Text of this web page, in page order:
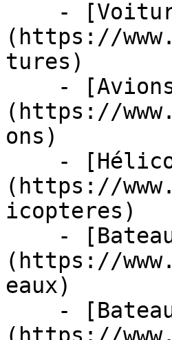
(https://
tures)
(https://
ons)
(https://
icopteres)
(https://
eaux)